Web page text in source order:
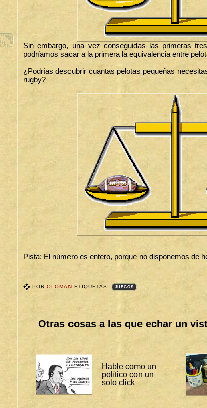
Sin embargo, una vez conseguidas las primeras
podríamos sacar a la primera la equivalencia entre
¿Podrías descubrir cuantas pelotas pequeñas
rugby?
Pista: El número es entero, porque no disponemos de
POROLOMANETIQUETAS: JUEGOS
Otras cosas a las que echar un
Hable como un
político con un
solo click